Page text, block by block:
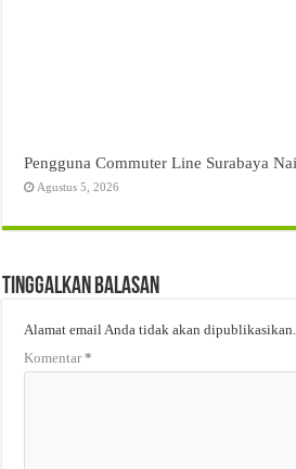
Pengguna Commuter Line Surabaya
Agustus 5, 2026
Tinggalkan Balasan
Alamat email Anda tidak akan dipublikasikan.
Komentar*